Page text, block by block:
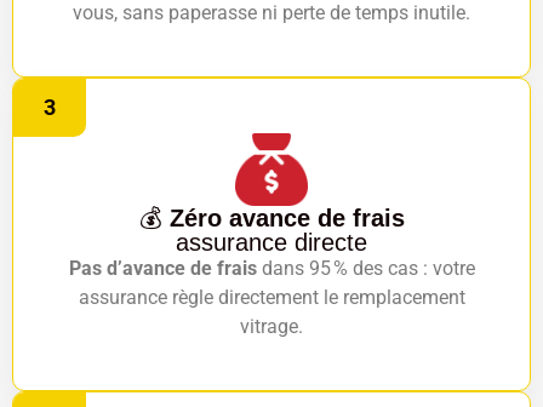
vous, sans paperasse ni perte de temps inutile.
3
💰 Zéro avance de frais
assurance directe
Pas d’avance de fraisdans 95 % des cas : votre
assurance règle directement le remplacement
vitrage.